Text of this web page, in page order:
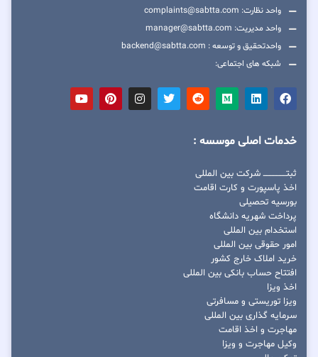
واحد نظارت: complaints@sabtta.com
واحد مدیریت: manager@sabtta.com
واحدتحقیق و توسعه : backend@sabtta.com
شبکه های اجتماعی:
خدمات اصلی موسسه :
ثبتــــــــــــــــ شرکت بین المللی
اخذ پاسپورت و کارت اقامت
بورسیه تحصیلی
پرداخت شهریه دانشگاه
استخدام بین المللی
امور حقوقی بین المللی
خرید املاک خارج کشور
افتتاح حساب بانکی بین المللی
اخذ ویزا
ویزا توریستی و مسافرتی
سرمایه گذاری بین المللی
مهاجرت و اخذ اقامت
وکیل مهاجرت و ویزا